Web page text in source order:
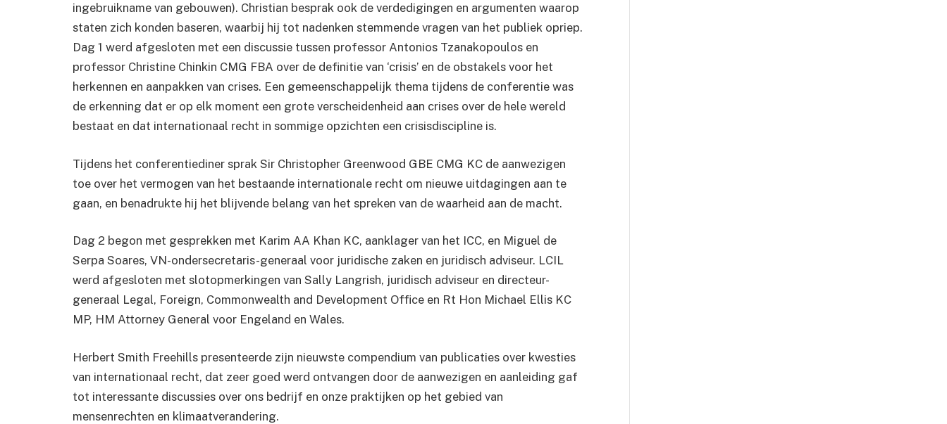
ingebruikname van gebouwen). Christian besprak ook de verdedigingen en argumenten waarop
staten zich konden baseren, waarbij hij tot nadenken stemmende vragen van het publiek opriep.
Dag 1 werd afgesloten met een discussie tussen professor Antonios Tzanakopoulos en
professor Christine Chinkin CMG FBA over de definitie van ‘crisis’ en de obstakels voor het
herkennen en aanpakken van crises. Een gemeenschappelijk thema tijdens de conferentie was
de erkenning dat er op elk moment een grote verscheidenheid aan crises over de hele wereld
bestaat en dat internationaal recht in sommige opzichten een crisisdiscipline is.
Tijdens het conferentiediner sprak Sir Christopher Greenwood GBE CMG KC de aanwezigen
toe over het vermogen van het bestaande internationale recht om nieuwe uitdagingen aan te
gaan, en benadrukte hij het blijvende belang van het spreken van de waarheid aan de macht.
Dag 2 begon met gesprekken met Karim AA Khan KC, aanklager van het ICC, en Miguel de
Serpa Soares, VN-ondersecretaris-generaal voor juridische zaken en juridisch adviseur. LCIL
werd afgesloten met slotopmerkingen van Sally Langrish, juridisch adviseur en directeur-
generaal Legal, Foreign, Commonwealth and Development Office en Rt Hon Michael Ellis KC
MP, HM Attorney General voor Engeland en Wales.
Herbert Smith Freehills presenteerde zijn nieuwste compendium van publicaties over kwesties
van internationaal recht, dat zeer goed werd ontvangen door de aanwezigen en aanleiding gaf
tot interessante discussies over ons bedrijf en onze praktijken op het gebied van
mensenrechten en klimaatverandering.